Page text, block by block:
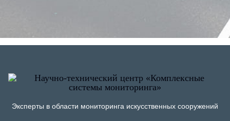
Эксперты в области мониторинга искусственных сооружений